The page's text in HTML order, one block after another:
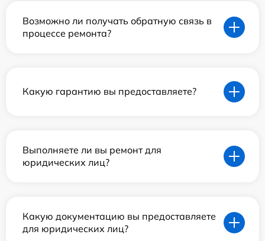
Возможно ли получать обратную связь в
процессе ремонта?
Какую гарантию вы предоставляете?
Выполняете ли вы ремонт для
юридических лиц?
Какую документацию вы предоставляете
для юридических лиц?